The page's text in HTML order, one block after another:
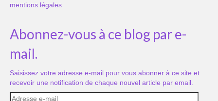
mentions légales
Abonnez-vous à ce blog par e-
mail.
Saisissez votre adresse e-mail pour vous abonner à ce site et
recevoir une notification de chaque nouvel article par email.
Adresse